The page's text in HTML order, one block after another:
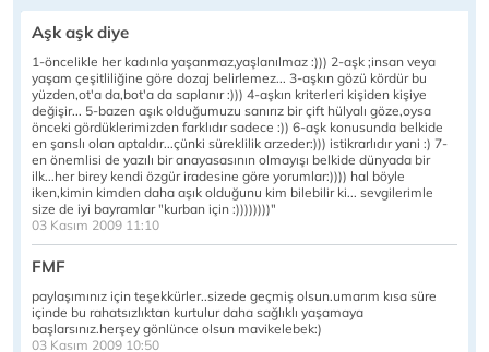
Aşk aşk diye
1-öncelikle her kadınla yaşanmaz,yaşlanılmaz :))) 2-aşk ;insan veya
yaşam çeşitliliğine göre dozaj belirlemez... 3-aşkın gözü kördür bu
yüzden,ot'a da,bot'a da saplanır :))) 4-aşkın kriterleri kişiden kişiye
değişir... 5-bazen aşık olduğumuzu sanırız bir çift hülyalı göze,oysa
önceki gördüklerimizden farklıdır sadece :)) 6-aşk konusunda belkide
en şanslı olan aptaldır...çünki süreklilik arzeder:))) istikrarlıdır yani :) 7-
en önemlisi de yazılı bir anayasasının olmayışı belkide dünyada bir
ilk...her birey kendi özgür iradesine göre yorumlar:)))) hal böyle
iken,kimin kimden daha aşık olduğunu kim bilebilir ki... sevgilerimle
size de iyi bayramlar "kurban için :))))))))"
03 Kasım 2009 11:10
FMF
paylaşımınız için teşekkürler..sizede geçmiş olsun.umarım kısa süre
içinde bu rahatsızlıktan kurtulur daha sağlıklı yaşamaya
başlarsınız.herşey gönlünce olsun mavikelebek:)
03 Kasım 2009 10:50